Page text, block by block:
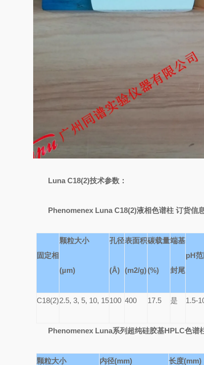
Luna C18(2)技术参数：
Phenomenex Luna C18(2)液相色谱柱 订货信
固定相
颗粒大小
(µm)
孔径
(Å)
表面积
(m2/g)
碳载量
(%)
端基
封尾
pH范
C18(2)2.5, 3, 5, 10, 15100 400 17.5 是 1.5-
Phenomenex Luna系列超纯硅胶基HPLC色谱
颗粒大小 内径(mm) 长度(mm)